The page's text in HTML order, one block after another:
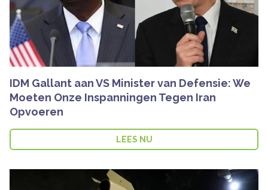
IDM Gallant aan VS Minister van Defensie: We
Moeten Onze Inspanningen Tegen Iran
Opvoeren
LEES NU